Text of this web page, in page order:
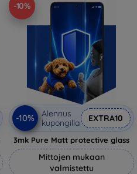
-10%
-10%
Alennus
kupongilla
EXTRA10
3mk Pure Matt protective glass
Mittojen mukaan
valmistettu